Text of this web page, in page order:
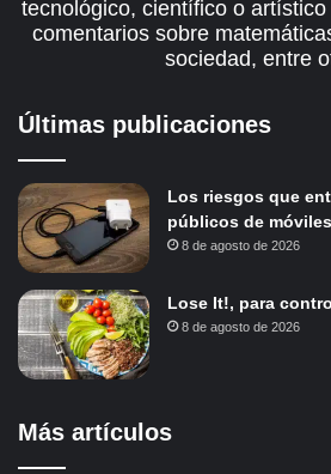
tecnológico, científico o
comentarios sobre
sociedad, entre
Últimas publicaciones
Los riesgos que
públicos de móviles
8 de agosto de 2026
Lose It!, para
8 de agosto de 2026
Más artículos